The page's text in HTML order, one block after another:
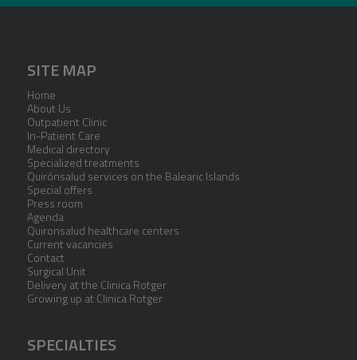
SITE MAP
Home
About Us
Outpatient Clinic
In-Patient Care
Medical directory
Specialized treatments
Quirónsalud services on the Balearic Islands
Special offers
Press room
Agenda
Quironsalud healthcare centers
Current vacancies
Contact
Surgical Unit
Delivery at the Clinica Rotger
Growing up at Clinica Rotger
SPECIALTIES